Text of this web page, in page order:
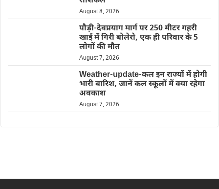
August 8, 2026
पौड़ी-देवप्रयाग मार्ग पर 250 मीटर गहरी
खाई में गिरी बोलेरो, एक ही परिवार के 5
लोगों की मौत
August 7, 2026
Weather-update-कल इन राज्यों में होगी
भारी बारिश, जानें कल स्कूलों में क्या रहेगा
अवकाश
August 7, 2026